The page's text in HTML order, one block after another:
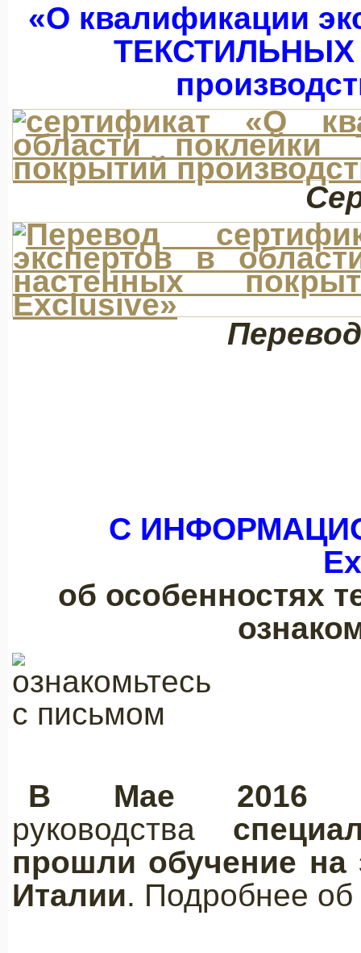
«О квалификации
ТЕКСТИЛЬНЫХ
С
об особенностях
В Мае 2016
руководства
прошли обучение на
Италии. Подробнее